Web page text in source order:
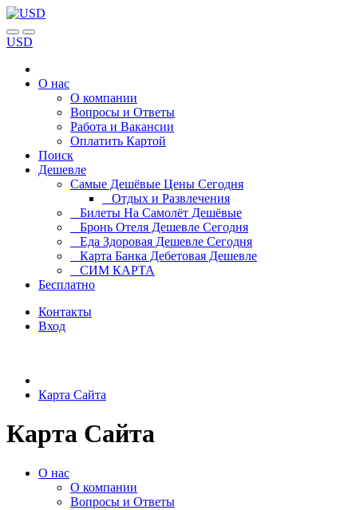
USD
О нас
О компании
Вопросы и Ответы
Работа и Вакансии
Оплатить Картой
Поиск
Дешевле
Самые Дешёвые Цены Сегодня
Отдых и Развлечения
Билеты На Самолёт Дешёвые
Бронь Отеля Дешевле Сегодня
Еда Здоровая Дешевле Сегодня
Карта Банка Дебетовая Дешевле
СИМ КАРТА
Бесплатно
Контакты
Вход
Карта Сайта
Карта Сайта
О нас
О компании
Вопросы и Ответы